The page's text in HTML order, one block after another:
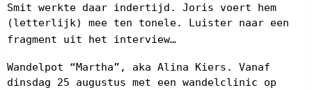
Smit werkte daar indertijd. Joris voert hem
(letterlijk) mee ten tonele. Luister naar een
fragment uit het interview…
Wandelpot “Martha”, aka Alina Kiers. Vanaf
dinsdag 25 augustus met een wandelclinic op